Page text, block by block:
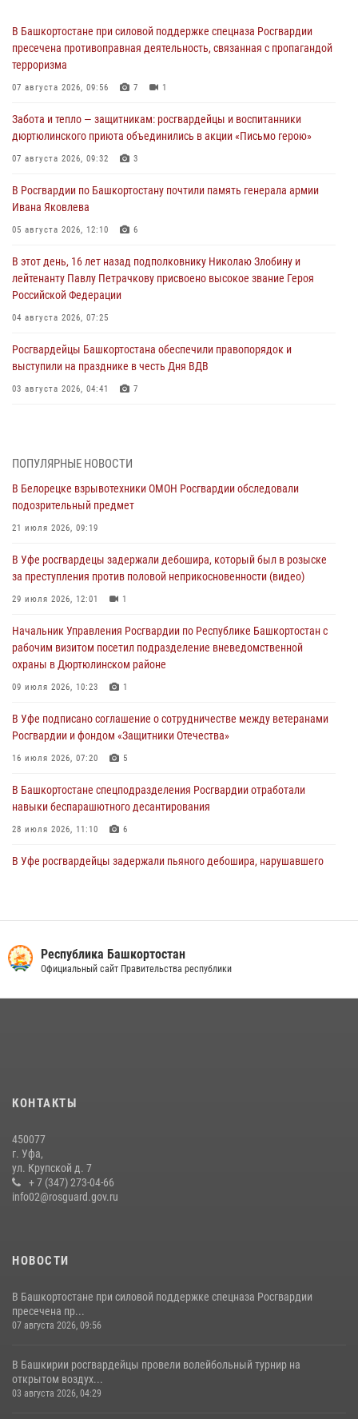
В Башкортостане при силовой поддержке спецназа Росгвардии
пресечена противоправная деятельность, связанная с пропагандой
терроризма
07 августа 2026, 09:56 7 1
Забота и тепло — защитникам: росгвардейцы и воспитанники
дюртюлинского приюта объединились в акции «Письмо герою»
07 августа 2026, 09:32 3
В Росгвардии по Башкортостану почтили память генерала армии
Ивана Яковлева
05 августа 2026, 12:10 6
В этот день, 16 лет назад подполковнику Николаю Злобину и
лейтенанту Павлу Петрачкову присвоено высокое звание Героя
Российской Федерации
04 августа 2026, 07:25
Росгвардейцы Башкортостана обеспечили правопорядок и
выступили на празднике в честь Дня ВДВ
03 августа 2026, 04:41 7
03 августа 2026, 04:30 8
В Башкирии росгвардейцы провели волейбольный турнир на
открытом воздухе
03 августа 2026, 04:29
В Уфе росгвардейцы по горячим следам задержали
подозреваемого в открытом хищении из аптеки (видео)
03 августа 2026, 04:15
Начальник отделения учёта и комплектования Росгвардии
Башкортостана ответил на вопросы граждан
30 июля 2026, 12:54
за преступления против половой неприкосновенности (видео)
29 июля 2026, 12:01
ПОПУЛЯРНЫЕ НОВОСТИ
В Белорецке взрывотехники ОМОН Росгвардии обследовали
подозрительный предмет
21 июля 2026, 09:19
В Уфе росгвардецы задержали дебошира, который был в розыске
за преступления против половой неприкосновенности (видео)
29 июля 2026, 12:01 1
Начальник Управления Росгвардии по Республике Башкортостан с
рабочим визитом посетил подразделение вневедомственной
охраны в Дюртюлинском районе
09 июля 2026, 10:23 1
В Уфе подписано соглашение о сотрудничестве между ветеранами
Росгвардии и фондом «Защитники Отечества»
16 июля 2026, 07:20 5
В Башкортостане спецподразделения Росгвардии отработали
навыки беспарашютного десантирования
28 июля 2026, 11:10 6
В Уфе росгвардейцы задержали пьяного дебошира, нарушавшего
встреча с помощником командующего Приволжским округом по
работе с верующими
росгвардейцев и жителей Башкортостана за охотничьи ружья для
16 июля 2026, 04:30
Росгвардейцы Башкортостана обеспечили правопорядок и
выступили на празднике в честь Дня ВДВ
Республика Башкортостан
Официальный сайт Правительства республики
КОНТАКТЫ
450077
г. Уфа,
ул. Крупской д. 7
+ 7 (347) 273-04-66
info02@rosguard.gov.ru
НОВОСТИ
В Башкортостане при силовой поддержке спецназа Росгвардии
пресечена пр...
07 августа 2026, 09:56
В Башкирии росгвардейцы провели волейбольный турнир на
открытом воздух...
03 августа 2026, 04:29